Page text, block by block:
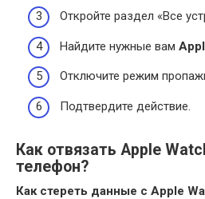
Откройте раздел «Все
Найдите нужные вам
Отключите режим
Подтвердите действие.
Как отвязать Apple
телефон?
Как стереть данные с Apple